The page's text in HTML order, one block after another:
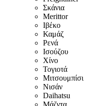
Σκάνια
Merittor
Ιβέκο
Καμάζ
Ρενά
Ισούζου
Χίνο
Τογιοτά
Μιτσουμπίσι
Νισάν
Daihatsu
Μάζντα